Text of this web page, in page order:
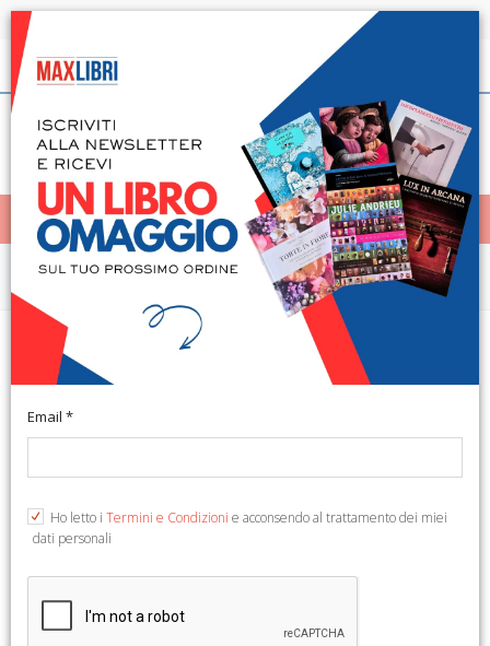
Spedizione in 24h per tutti i libri disponibili
Italiano
< Home
MENÙ
Leggendaria. Vol. 107: Tempo per
crescere
Email *
Ho letto i Termini e Condizioni e acconsendo al trattamento dei miei
dati personali